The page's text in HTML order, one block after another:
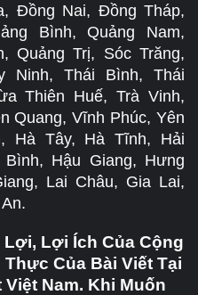
Đồng Nai, Đồng Tháp,
Bình, Quảng Nam,
Quảng Trị, Sóc Trăng,
Ninh, Thái Bình, Thái
Thiên Huế, Trà Vinh,
Quang, Vĩnh Phúc, Yên
Hà Tây, Hà Tĩnh, Hải
Hậu Giang, Hưng
Lai Châu, Gia Lai,
Lợi Ích Của Cộng
Của Bài Viết Tại
Nam. Khi Muốn